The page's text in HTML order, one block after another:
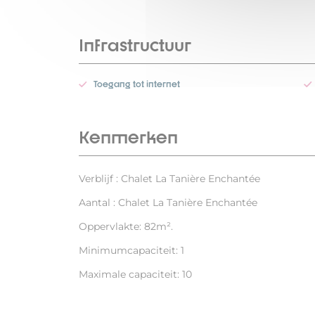
Infrastructuur
Toegang tot internet
Kenmerken
Verblijf : Chalet La Tanière Enchantée
Aantal : Chalet La Tanière Enchantée
Oppervlakte: 82m².
Minimumcapaciteit: 1
Maximale capaciteit: 10